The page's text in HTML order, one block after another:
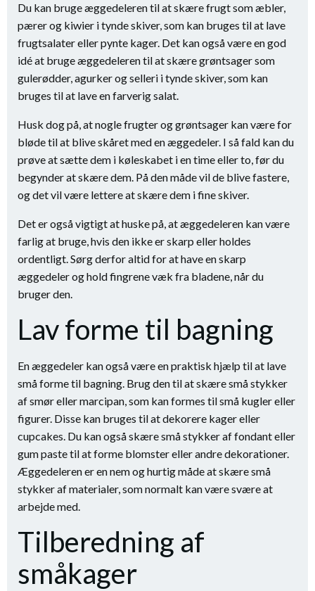
Du kan bruge æggedeleren til at skære frugt som æbler,
pærer og kiwier i tynde skiver, som kan bruges til at lave
frugtsalater eller pynte kager. Det kan også være en god
idé at bruge æggedeleren til at skære grøntsager som
gulerødder, agurker og selleri i tynde skiver, som kan
bruges til at lave en farverig salat.
Husk dog på, at nogle frugter og grøntsager kan være for
bløde til at blive skåret med en æggedeler. I så fald kan du
prøve at sætte dem i køleskabet i en time eller to, før du
begynder at skære dem. På den måde vil de blive fastere,
og det vil være lettere at skære dem i fine skiver.
Det er også vigtigt at huske på, at æggedeleren kan være
farlig at bruge, hvis den ikke er skarp eller holdes
ordentligt. Sørg derfor altid for at have en skarp
æggedeler og hold fingrene væk fra bladene, når du
bruger den.
Lav forme til bagning
En æggedeler kan også være en praktisk hjælp til at lave
små forme til bagning. Brug den til at skære små stykker
af smør eller marcipan, som kan formes til små kugler eller
figurer. Disse kan bruges til at dekorere kager eller
cupcakes. Du kan også skære små stykker af fondant eller
gum paste til at forme blomster eller andre dekorationer.
Æggedeleren er en nem og hurtig måde at skære små
stykker af materialer, som normalt kan være svære at
arbejde med.
Tilberedning af
småkager